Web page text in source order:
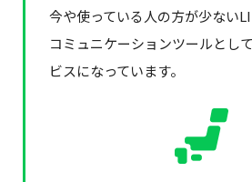
今や使っている人の方が少ない
コミュニケーションツールとし
ビスになっています。